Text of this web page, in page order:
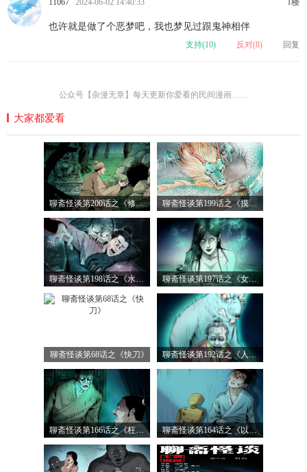
1楼
11067 2024-06-02 14:40:33
也许就是做了个恶梦吧，我也梦见过跟鬼神相伴
支持(10) 反对(8) 回复
公众号【杂漫无章】每天更新你爱看的民间漫画……
大家都爱看
聊斋怪谈第200话之《修墓》 聊斋怪谈第199话之《摸龙得福》
聊斋怪谈第198话之《水猴子拖人》 聊斋怪谈第197话之《女色鬼》
聊斋怪谈第68话之《快刀》 聊斋怪谈第192话之《人身鼠魂》
聊斋怪谈第166话之《枉死的奸夫淫妇》 聊斋怪谈第164话之《以恶制恶》